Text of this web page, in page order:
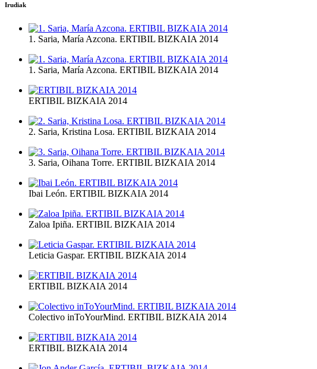
Irudiak
1. Saria, María Azcona. ERTIBIL BIZKAIA 2014
1. Saria, María Azcona. ERTIBIL BIZKAIA 2014
ERTIBIL BIZKAIA 2014
2. Saria, Kristina Losa. ERTIBIL BIZKAIA 2014
3. Saria, Oihana Torre. ERTIBIL BIZKAIA 2014
Ibai León. ERTIBIL BIZKAIA 2014
Zaloa Ipiña. ERTIBIL BIZKAIA 2014
Leticia Gaspar. ERTIBIL BIZKAIA 2014
ERTIBIL BIZKAIA 2014
Colectivo inToYourMind. ERTIBIL BIZKAIA 2014
ERTIBIL BIZKAIA 2014